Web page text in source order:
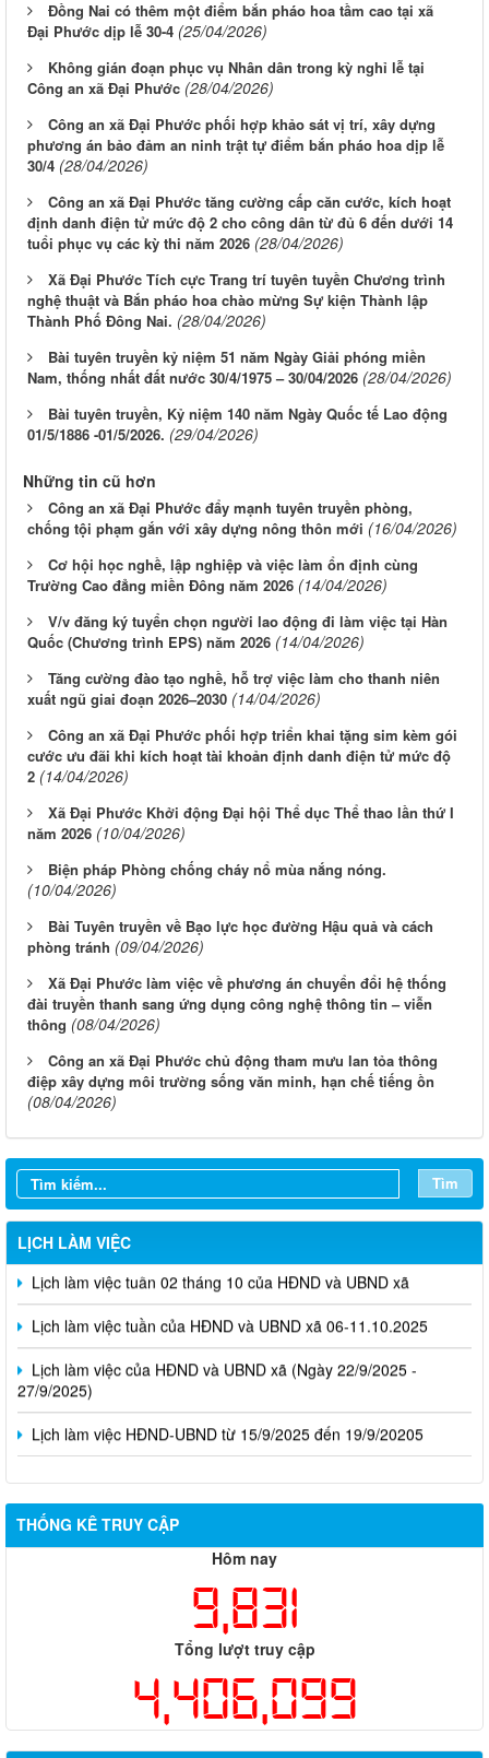
Đồng Nai có thêm một điểm bắn pháo hoa tầm cao tại xã
Đại Phước dịp lễ 30-4 (25/04/2026)
Không gián đoạn phục vụ Nhân dân trong kỳ nghỉ lễ tại
Công an xã Đại Phước (28/04/2026)
Công an xã Đại Phước phối hợp khảo sát vị trí, xây dựng
phương án bảo đảm an ninh trật tự điểm bắn pháo hoa dịp lễ
30/4 (28/04/2026)
Công an xã Đại Phước tăng cường cấp căn cước, kích hoạt
định danh điện tử mức độ 2 cho công dân từ đủ 6 đến dưới 14
tuổi phục vụ các kỳ thi năm 2026 (28/04/2026)
Xã Đại Phước Tích cực Trang trí tuyên tuyền Chương trình
nghệ thuật và Bắn pháo hoa chào mừng Sự kiện Thành lập
Thành Phố Đông Nai. (28/04/2026)
Bài tuyên truyền kỷ niệm 51 năm Ngày Giải phóng miền
Nam, thống nhất đất nước 30/4/1975 – 30/04/2026 (28/04/2026)
Bài tuyên truyền, Kỷ niệm 140 năm Ngày Quốc tế Lao động
01/5/1886 -01/5/2026. (29/04/2026)
Những tin cũ hơn
Công an xã Đại Phước đẩy mạnh tuyên truyền phòng,
chống tội phạm gắn với xây dựng nông thôn mới (16/04/2026)
Cơ hội học nghề, lập nghiệp và việc làm ổn định cùng
Trường Cao đẳng miền Đông năm 2026 (14/04/2026)
V/v đăng ký tuyển chọn người lao động đi làm việc tại Hàn
Quốc (Chương trình EPS) năm 2026 (14/04/2026)
Tăng cường đào tạo nghề, hỗ trợ việc làm cho thanh niên
xuất ngũ giai đoạn 2026–2030 (14/04/2026)
Công an xã Đại Phước phối hợp triển khai tặng sim kèm gói
cước ưu đãi khi kích hoạt tài khoản định danh điện tử mức độ
2 (14/04/2026)
Xã Đại Phước Khởi động Đại hội Thể dục Thể thao lần thứ I
năm 2026 (10/04/2026)
Biện pháp Phòng chống cháy nổ mùa nắng nóng.
(10/04/2026)
Bài Tuyên truyền về Bạo lực học đường Hậu quả và cách
phòng tránh (09/04/2026)
Xã Đại Phước làm việc về phương án chuyển đổi hệ thống
đài truyền thanh sang ứng dụng công nghệ thông tin – viễn
thông (08/04/2026)
Công an xã Đại Phước chủ động tham mưu lan tỏa thông
điệp xây dựng môi trường sống văn minh, hạn chế tiếng ồn
(08/04/2026)
Tìm
LỊCH LÀM VIỆC
Lịch làm việc tuần 02 tháng 10 của HĐND và UBND xã
Lịch làm việc tuần của HĐND và UBND xã 06-11.10.2025
Lịch làm việc của HĐND và UBND xã (Ngày 22/9/2025 -
27/9/2025)
Lịch làm việc HĐND-UBND từ 15/9/2025 đến 19/9/20205
THỐNG KÊ TRUY CẬP
Hôm nay
9,831
Tổng lượt truy cập
4,406,099